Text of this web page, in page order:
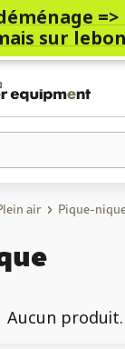
air Pique-
Aucun produit.
=>
sur